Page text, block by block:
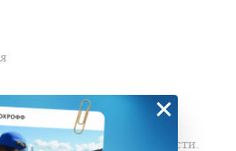
города Пензенской области.
×